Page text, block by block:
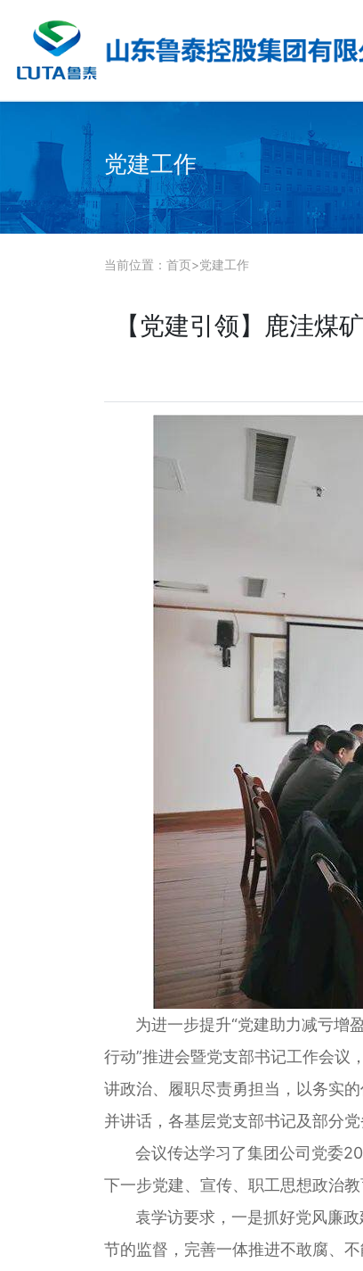
党建工作
当前位置： 首页>党建工作
【党建引领】鹿洼煤
为进一步提升“党建助力减亏增盈
行动”推进会暨党支部书记工作会议
讲政治、履职尽责勇担当，以务实
并讲话，各基层党支部书记及部分党
会议传达学习了集团公司党委
下一步党建、宣传、职工思想政治
袁学访要求，一是抓好党风廉政
节的监督，完善一体推进不敢腐、